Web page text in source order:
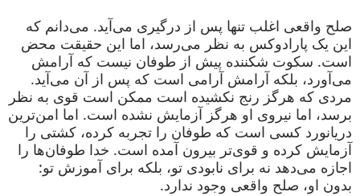
صلح واقعی اغلب تنها پس از درگیری می‌آید. می‌دانم که
این یک پارادوکس به نظر می‌رسد، اما این حقیقت محض
است. سکوت شکننده پیش از طوفان نیست که آرامش
می‌آورد، بلکه آرامش آرامی است که پس از آن می‌آید.
مردی که هرگز رنج نکشیده است ممکن است قوی به نظر
برسد، اما نیروی او هرگز آزمایش نشده است. اما امن‌ترین
دریانورد کسی است که طوفان را تجربه کرده، کشتی را
آزمایش کرده و قوی‌تر بیرون آمده است. خدا طوفان‌ها را
اجازه می‌دهد نه برای نابودی تو، بلکه برای آموزش تو:
بدون او، صلح واقعی وجود ندارد.